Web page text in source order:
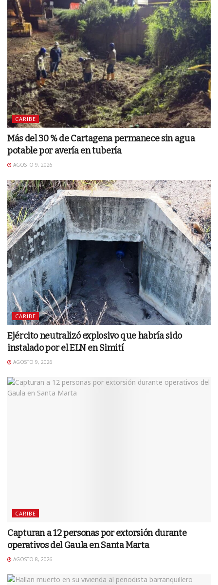
CARIBE
Más del 30 % de Cartagena permanece sin agua
potable por avería en tubería
AGOSTO 9, 2026
CARIBE
Ejército neutralizó explosivo que habría sido
instalado por el ELN en Simití
AGOSTO 9, 2026
CARIBE
Capturan a 12 personas por extorsión durante
operativos del Gaula en Santa Marta
AGOSTO 8, 2026